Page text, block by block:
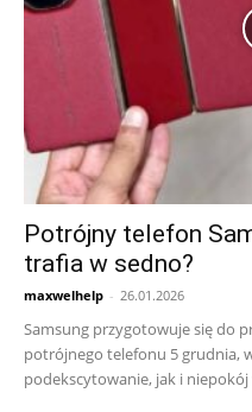
Potrójny telefon
trafia w sedno?
maxwelhelp - 26.01.2026
Samsung przygotowuje się do
potrójnego telefonu 5 grudnia,
podekscytowanie, jak i